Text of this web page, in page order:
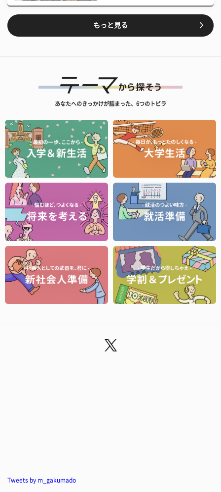
もっと見る
あなたへのきっかけが詰まった、6つのトビラ
Tweets by m_gakumado